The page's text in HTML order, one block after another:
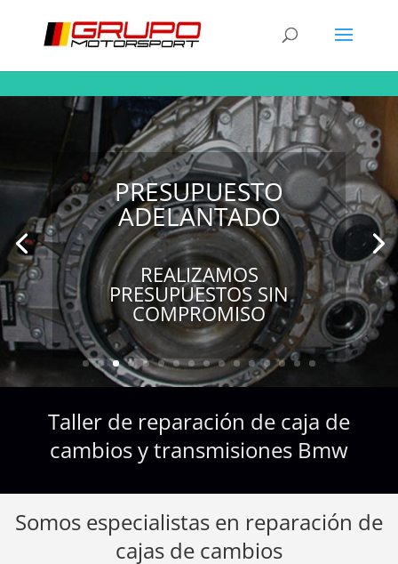
PRESUPUESTO
ADELANTADO
REALIZAMOS
PRESUPUESTOS SIN
COMPROMISO
Taller de reparación de caja de
cambios y transmisiones Bmw
Somos especialistas en reparación de
cajas de cambios